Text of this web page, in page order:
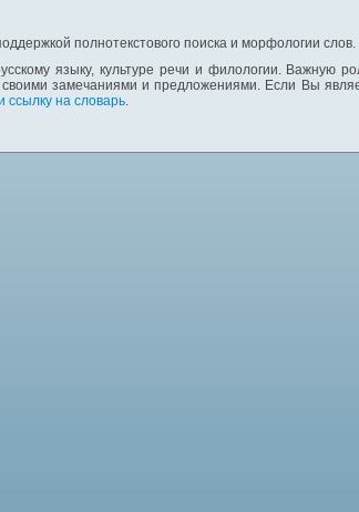
полнотекстового поиска и морфологии слов.
языку, культуре речи и филологии. Важную
замечаниями и предложениями. Если Вы
ссылку на словарь.